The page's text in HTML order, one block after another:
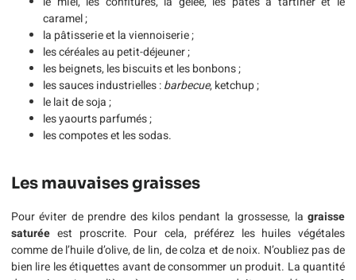
caramel ;
la pâtisserie et la viennoiserie ;
les céréales au petit-déjeuner ;
les beignets, les biscuits et les bonbons ;
les sauces industrielles :barbecue, ketchup ;
le lait de soja ;
les yaourts parfumés ;
les compotes et les sodas.
Les mauvaises graisses
Pour éviter de prendre des kilos pendant la grossesse, la graisse
saturée est proscrite. Pour cela, préférez les huiles végétales
comme de l’huile d’olive, de lin, de colza et de noix. N’oubliez pas de
bien lire les étiquettes avant de consommer un produit. La quantité